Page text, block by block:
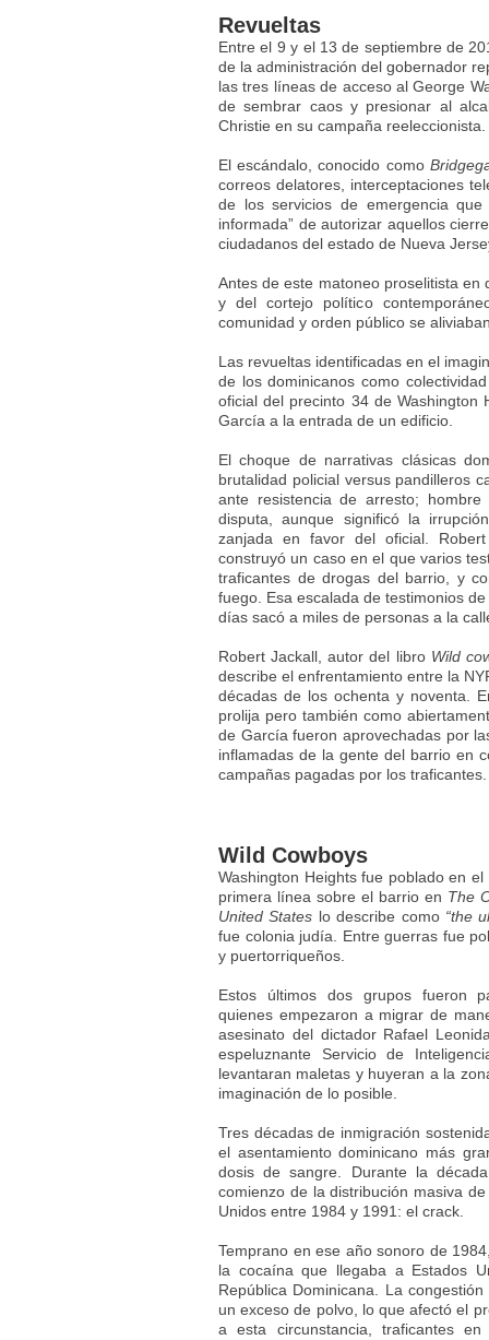
Revueltas
Entre el 9 y el 13 de septiembre de
de la administración del gobernador
las tres líneas de acceso al George
de sembrar caos y presionar al
Christie en su campaña reeleccionista.
El escándalo, conocido como
correos delatores, interceptaciones
de los servicios de emergencia
informada” de autorizar aquellos
ciudadanos del estado de Nueva
Antes de este matoneo proselitista
y del cortejo político
comunidad y orden público se
Las revueltas identificadas en el
de los dominicanos como
oficial del precinto 34 de Washington
García a la entrada de un edificio.
El choque de narrativas clásicas
brutalidad policial versus pandilleros
ante resistencia de arresto;
disputa, aunque significó la
zanjada en favor del oficial.
construyó un caso en el que varios
traficantes de drogas del barrio, y
fuego. Esa escalada de testimonios
días sacó a miles de personas a la
Robert Jackall, autor del libro Wild
describe el enfrentamiento entre la
décadas de los ochenta y noventa.
prolija pero también como
de García fueron aprovechadas por
inflamadas de la gente del barrio en
campañas pagadas por los traficantes.
Wild Cowboys
Washington Heights fue poblado en
primera línea sobre el barrio en The
United States lo describe como “the
fue colonia judía. Entre guerras fue
y puertorriqueños.
Estos últimos dos grupos fueron
quienes empezaron a migrar de
asesinato del dictador Rafael
espeluznante Servicio de
levantaran maletas y huyeran a la
imaginación de lo posible.
Tres décadas de inmigración
el asentamiento dominicano más
dosis de sangre. Durante la
comienzo de la distribución masiva
Unidos entre 1984 y 1991: el crack.
Temprano en ese año sonoro de
la cocaína que llegaba a Estados
República Dominicana. La
un exceso de polvo, lo que afectó el
a esta circunstancia, traficantes